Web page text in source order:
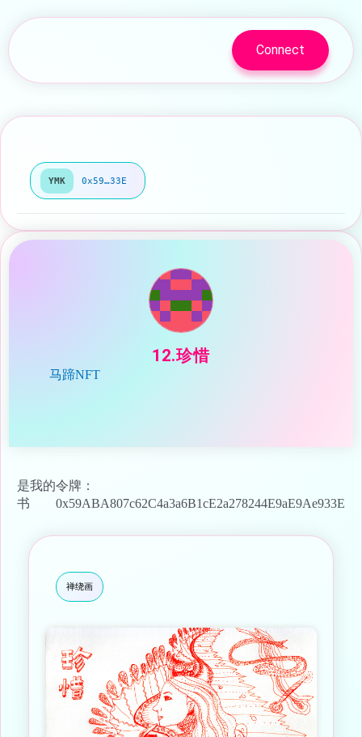
Connect
YMK 0x59…33E
12.珍惜
马蹄NFT
是我的
书
令牌：
0x59ABA807c62C4a3a6B1cE2a278244E9aE9Ae933E
禅绕画